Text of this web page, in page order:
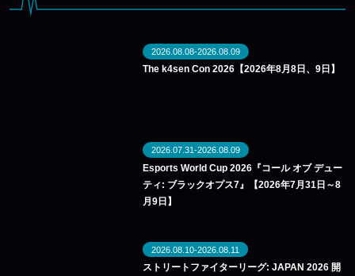
2026.08.08-2026.08.09
The k4sen Con 2026【2026年8月8日、9日】
2026.07.31-2026.08.09
Esports World Cup 2026『コール オブ デュー
ティ: ブラックオプス7』【2026年7月31日～8
月9日】
2026.08.10-2026.08.11
ストリートファイターリーグ: JAPAN 2026 開